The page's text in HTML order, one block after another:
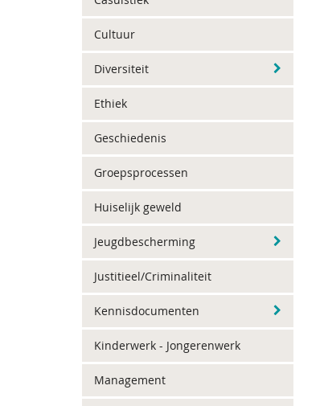
Cultuur
Diversiteit
Ethiek
Geschiedenis
Groepsprocessen
Huiselijk geweld
Jeugdbescherming
Justitieel/Criminaliteit
Kennisdocumenten
Kinderwerk - Jongerenwerk
Management